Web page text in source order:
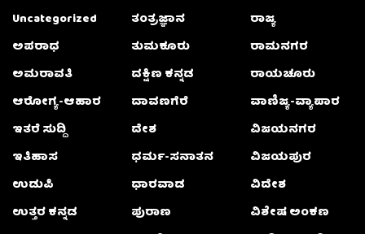
Uncategorized
ಅಪರಾಧ
ಅಮರಾವತಿ
ಆರೋಗ್ಯ-ಆಹಾರ
ಇತರೆ ಸುದ್ದಿ
ಇತಿಹಾಸ
ಉಡುಪಿ
ಉತ್ತರ ಕನ್ನಡ
ತಂತ್ರಜ್ಞಾನ
ತುಮಕೂರು
ದಕ್ಷಿಣ ಕನ್ನಡ
ದಾವಣಗೆರೆ
ದೇಶ
ಧರ್ಮ-ಸನಾತನ
ಧಾರವಾಡ
ಪುರಾಣ
ರಾಜ್ಯ
ರಾಮನಗರ
ರಾಯಚೂರು
ವಾಣಿಜ್ಯ-ವ್ಯಾಪಾರ
ವಿಜಯನಗರ
ವಿಜಯಪುರ
ವಿದೇಶ
ವಿಶೇಷ ಅಂಕಣ